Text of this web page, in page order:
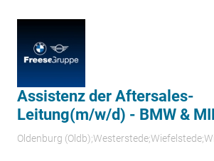
Assistenz der Aftersales-
Leitung(m/w/d) - BMW &
Oldenburg